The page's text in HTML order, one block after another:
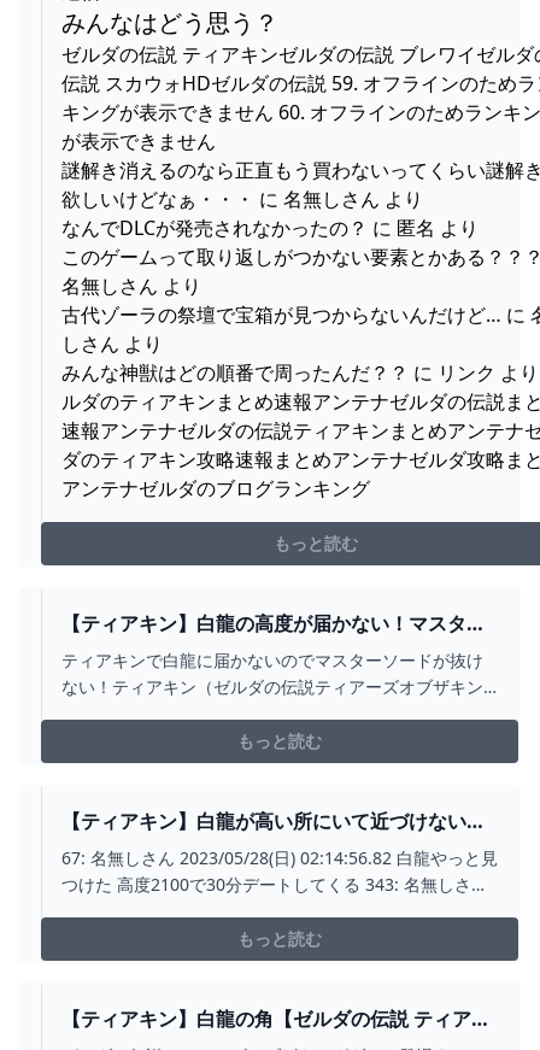
みんなはどう思う？
ゼルダの伝説 ティアキンゼルダの伝説 ブレワイゼルダ
伝説 スカウォHDゼルダの伝説 59. オフラインのため
キングが表示できません 60. オフラインのためランキ
が表示できません
謎解き消えるのなら正直もう買わないってくらい謎解
欲しいけどなぁ・・・ に 名無しさん より
なんでDLCが発売されなかったの？ に 匿名 より
このゲームって取り返しがつかない要素とかある？？
名無しさん より
古代ゾーラの祭壇で宝箱が見つからないんだけど… に
しさん より
みんな神獣はどの順番で周ったんだ？？ に リンク よ
ルダのティアキンまとめ速報アンテナゼルダの伝説ま
速報アンテナゼルダの伝説ティアキンまとめアンテナ
ダのティアキン攻略速報まとめアンテナゼルダ攻略ま
アンテナゼルダのブログランキング
もっと読む
【ティアキン】白龍の高度が届かない！マスター
ソード抜けない！ 令和の知恵袋
ティアキンで白龍に届かないのでマスターソードが抜け
ない！ティアキン（ゼルダの伝説ティアーズオブザキン
うすれば良いんでしょうか？白龍の高度はどこで下が
る？ミナッカレ空諸島【ティアキン】白龍の高
もっと読む
【ティアキン】白龍が高い所にいて近づけないん
だけど… ゼルダの伝説ティアキンまとめっち ゼル
ダの伝説ティアーズ オブ ザ キングダム
67: 名無しさん 2023/05/28(日) 02:14:56.82 白龍やっと見
つけた 高度2100で30分デートしてくる 343: 名無しさん
もっと読む
【ティアキン】白龍の角【ゼルダの伝説 ティアー